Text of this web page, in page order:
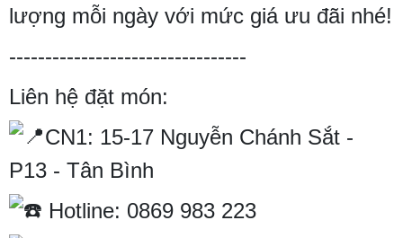
lượng mỗi ngày với mức giá ưu đãi nhé!
---------------------------------
Liên hệ đặt món:
CN1: 15-17 Nguyễn Chánh Sắt -
P13 - Tân Bình
Hotline: 0869 983 223